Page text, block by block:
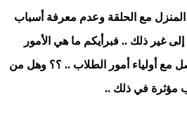
مع الحلقة وعدم معرفة أسباب
غير ذلك ..فبرأيكم ما هي الأمور
مع أولياء أمور الطلاب .. ؟؟ وهل من
مؤثرة في ذلك ..